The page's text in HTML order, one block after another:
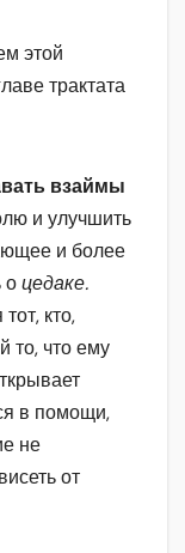
этой
трактата
взаймы
и улучшить
и более
оцедаке.
кто,
то, что ему
в помощи,
не
от